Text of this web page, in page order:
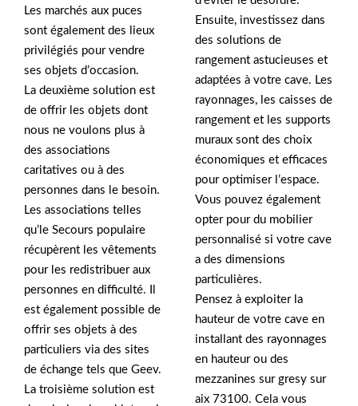
Les marchés aux puces
sont également des lieux
privilégiés pour vendre
ses objets d’occasion.
La deuxième solution est
de offrir les objets dont
nous ne voulons plus à
des associations
caritatives ou à des
personnes dans le besoin.
Les associations telles
qu’le Secours populaire
récupèrent les vêtements
pour les redistribuer aux
personnes en difficulté. Il
est également possible de
offrir ses objets à des
particuliers via des sites
de échange tels que Geev.
La troisième solution est
Ensuite, investissez dans
des solutions de
rangement astucieuses et
adaptées à votre cave. Les
rayonnages, les caisses de
rangement et les supports
muraux sont des choix
économiques et efficaces
pour optimiser l’espace.
Vous pouvez également
opter pour du mobilier
personnalisé si votre cave
a des dimensions
particulières.
Pensez à exploiter la
hauteur de votre cave en
installant des rayonnages
en hauteur ou des
mezzanines sur gresy sur
aix 73100. Cela vous